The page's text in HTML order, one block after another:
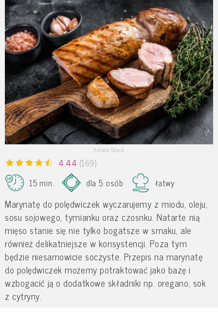
Adobe Stock
4.44 (169)
15 min.
dla 5 osób łatwy
Marynatę do polędwiczek wyczarujemy z miodu, oleju,
sosu sojowego, tymianku oraz czosnku. Natarte nią
mięso stanie się nie tylko bogatsze w smaku, ale
również delikatniejsze w konsystencji. Poza tym
będzie niesamowicie soczyste. Przepis na marynatę
do polędwiczek możemy potraktować jako bazę i
wzbogacić ją o dodatkowe składniki np. oregano, sok
z cytryny.